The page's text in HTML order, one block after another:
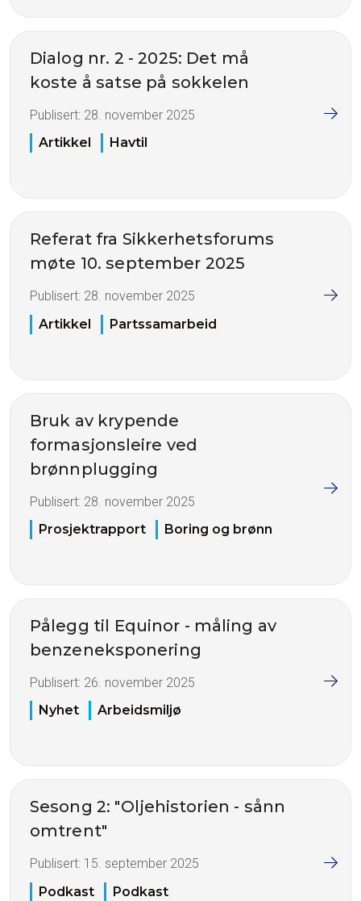
Dialog nr. 2 - 2025: Det må
koste å satse på sokkelen
Publisert: 28. november 2025
Artikkel
Havtil
Referat fra Sikkerhetsforums
møte 10. september 2025
Publisert: 28. november 2025
Artikkel
Partssamarbeid
Bruk av krypende
formasjonsleire ved
brønnplugging
Publisert: 28. november 2025
Prosjektrapport
Boring og brønn
Pålegg til Equinor - måling av
benzeneksponering
Publisert: 26. november 2025
Nyhet
Arbeidsmiljø
Sesong 2: "Oljehistorien - sånn
omtrent"
Publisert: 15. september 2025
Podkast
Podkast